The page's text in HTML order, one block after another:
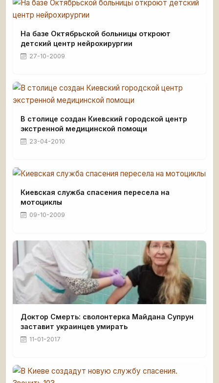
На базе Октябрьской больницы откроют
детский центр нейрохирургии
27-10-2009
В столице создан Киевский городской центр
экстренной медицинской помощи
23-04-2010
Киевская служба спасения пересела на
мотоциклы
09-10-2009
Доктор Смерть: сволонтерка Майдана Супрун
заставит украинцев умирать
11-01-2017